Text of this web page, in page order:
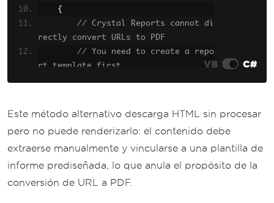
{
// Crystal Reports cannot di
rectly convert URLs to PDF
// You need to create a repo
rt template first
WebClient
client new
WebCl
string htmlContent = client.
DownloadString("https://example.co
m" );
VB C#
Este método alternativo descarga HTML sin procesar
pero no puede renderizarlo: el contenido debe
extraerse manualmente y vincularse a una plantilla de
informe prediseñada, lo que anula el propósito de la
conversión de URL a PDF.